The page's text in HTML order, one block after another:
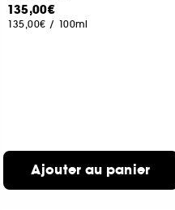
135,00€
135,00€ / 100ml
Ajouter au panier